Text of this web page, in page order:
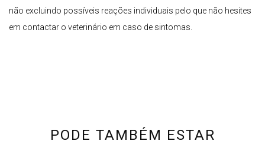
não excluindo possíveis reações individuais pelo que não hesites
em contactar o veterinário em caso de sintomas.
PODE TAMBÉM ESTAR